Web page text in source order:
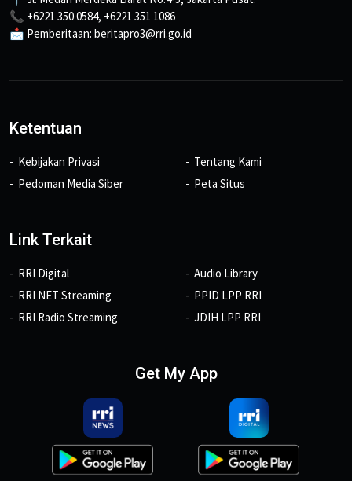
📞 +6221 350 0584, +6221 351 1086
📩 Pemberitaan: beritapro3@rri.go.id
Ketentuan
Kebijakan Privasi
Pedoman Media Siber
Tentang Kami
Peta Situs
Link Terkait
RRI Digital
RRI NET Streaming
RRI Radio Streaming
Audio Library
PPID LPP RRI
JDIH LPP RRI
Get My App